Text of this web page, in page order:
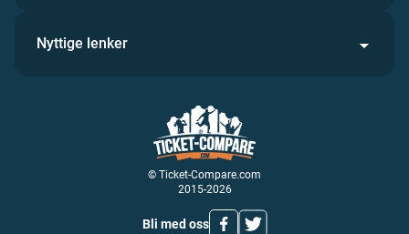
© Ticket-Compare.com
2015-2026
Bli med oss
Nyttige lenker